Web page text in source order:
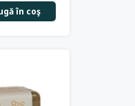
în coş